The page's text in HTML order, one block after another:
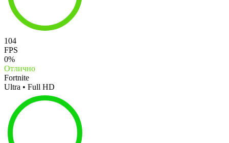
104
FPS
0%
Отлично
Fortnite
Ultra • Full HD